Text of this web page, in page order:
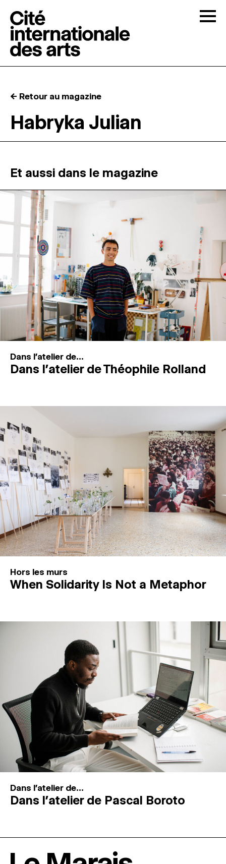
RÉSIDENCES ↓
ATELIERS OUVERTS
PROGRAMMATION
MAGAZINE
ESPACES DE PRATIQUE ARTISTIQUE ↓
Recherche
Connexion
← Retour au magazine
Habryka Julian
Et aussi dans le magazine
Dans l'atelier de...
Dans l’atelier de Théophile Rolland
Hors les murs
When Solidarity Is Not a Metaphor
Dans l'atelier de...
Dans l’atelier de Pascal Boroto